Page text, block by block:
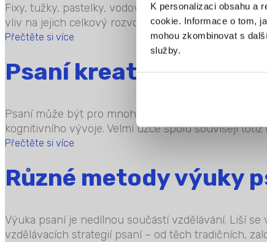
K personalizaci obsahu a
cookie. Informace o tom,
mohou zkombinovat s
služby.
Fixy, tužky, pastelky, vodovky… všechny patří do
vliv na jejich celkový rozvoj. Věděli jste ale, jaké
Přečtěte si více
Psaní kreativně, hravě
Psaní může být pro mnohé děti opravdová výzva.
kognitivního vývoje. Velmi úzce spolu souvisejí
Přečtěte si více
Různé metody výuky
Výuka psaní je nedílnou součástí vzdělávání. Liší
vzdělávacích strategií psaní – od těch tradičních,